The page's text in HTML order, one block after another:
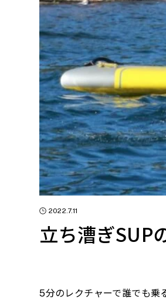
2022.7.11
立ち漕ぎSUP
5分のレクチャーで誰でも乗